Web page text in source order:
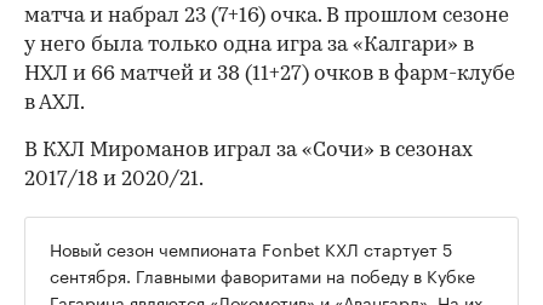
матча и набрал 23 (7+16) очка. В прошлом сезоне
у него была только одна игра за «Калгари» в
НХЛ и 66 матчей и 38 (11+27) очков в фарм-клубе
в АХЛ.
В КХЛ Мироманов играл за «Сочи» в сезонах
2017/18 и 2020/21.
Новый сезон чемпионата Fonbet КХЛ стартует 5
сентября. Главными фаворитами на победу в Кубке